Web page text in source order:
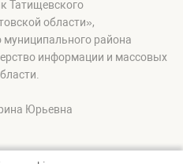
Татищевского
области»,
района
информации и массовых
Юрьевна